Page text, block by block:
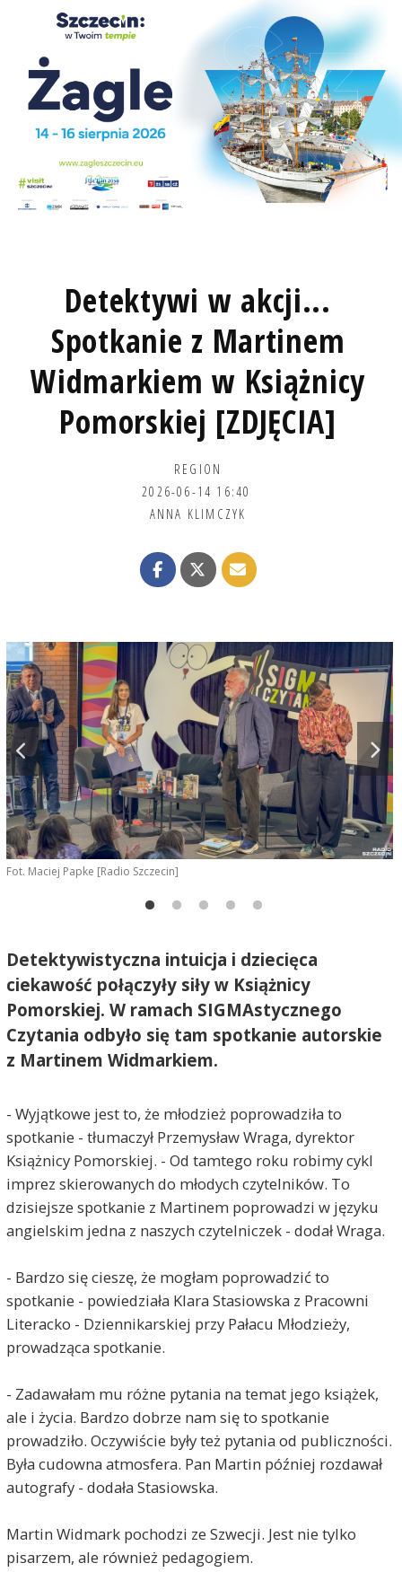
Detektywi w akcji...
Spotkanie z Martinem
Widmarkiem w Książnicy
Pomorskiej [ZDJĘCIA]
REGION
2026-06-14 16:40
ANNA KLIMCZYK
Fot. Maciej Papke [Radio Szczecin]
Detektywistyczna intuicja i dziecięca
ciekawość połączyły siły w Książnicy
Pomorskiej. W ramach SIGMAstycznego
Czytania odbyło się tam spotkanie autorskie
z Martinem Widmarkiem.
- Wyjątkowe jest to, że młodzież poprowadziła to
spotkanie - tłumaczył Przemysław Wraga, dyrektor
Książnicy Pomorskiej. - Od tamtego roku robimy cykl
imprez skierowanych do młodych czytelników. To
dzisiejsze spotkanie z Martinem poprowadzi w języku
angielskim jedna z naszych czytelniczek - dodał Wraga.
- Bardzo się cieszę, że mogłam poprowadzić to
spotkanie - powiedziała Klara Stasiowska z Pracowni
Literacko - Dziennikarskiej przy Pałacu Młodzieży,
prowadząca spotkanie.
- Zadawałam mu różne pytania na temat jego książek,
ale i życia. Bardzo dobrze nam się to spotkanie
prowadziło. Oczywiście były też pytania od publiczności.
Była cudowna atmosfera. Pan Martin później rozdawał
autografy - dodała Stasiowska.
Martin Widmark pochodzi ze Szwecji. Jest nie tylko
pisarzem, ale również pedagogiem.